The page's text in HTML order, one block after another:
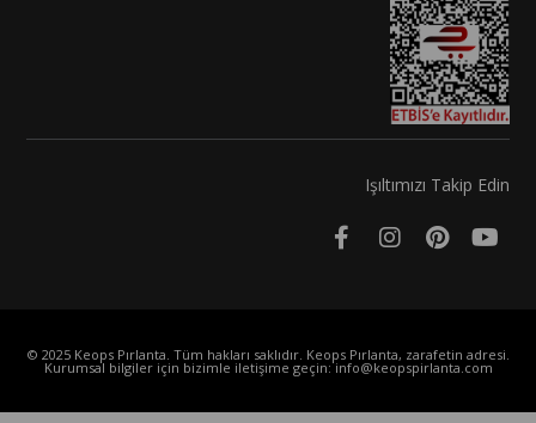
Işıltımızı Takip Edin
© 2025 Keops Pırlanta. Tüm hakları saklıdır. Keops Pırlanta, zarafetin adresi.
Kurumsal bilgiler için bizimle iletişime geçin:info@keopspirlanta.com